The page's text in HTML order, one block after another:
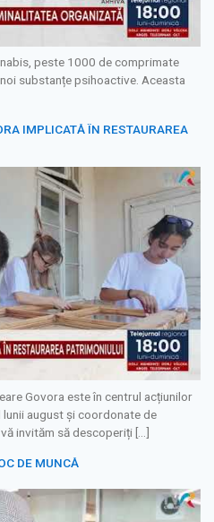
peste 1000 de comprimate
substanțe psihoactive. Aceasta
IMPLICATĂ ÎN RESTAURAREA
Govora este în centrul acțiunilor
august și coordonate de
invităm să descoperiți […]
DE MUNCĂ